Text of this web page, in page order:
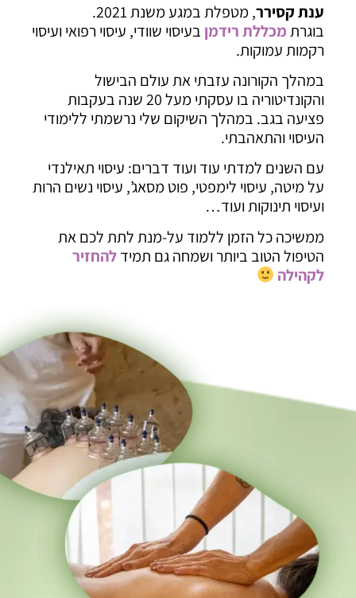
ענת קסירר, מטפלת במגע משנת 2021.
בוגרתמכללת רידמן בעיסוי שוודי, עיסוי רפואי ועיסוי
רקמות עמוקות.
במהלך הקורונה עזבתי את עולם הבישול
והקונדיטוריה בו עסקתי מעל 20 שנה בעקבות
פציעה בגב. במהלך השיקום שלי נרשמתי ללימודי
העיסוי והתאהבתי.
עם השנים למדתי עוד ועוד דברים: עיסוי תאילנדי
על מיטה, עיסוי לימפטי, פוט מסאג’, עיסוי נשים הרות
ועיסוי תינוקות ועוד…
ממשיכה כל הזמן ללמוד על-מנת לתת לכם את
הטיפול הטוב ביותר ושמחה גם תמידלהחזיר
לקהילה